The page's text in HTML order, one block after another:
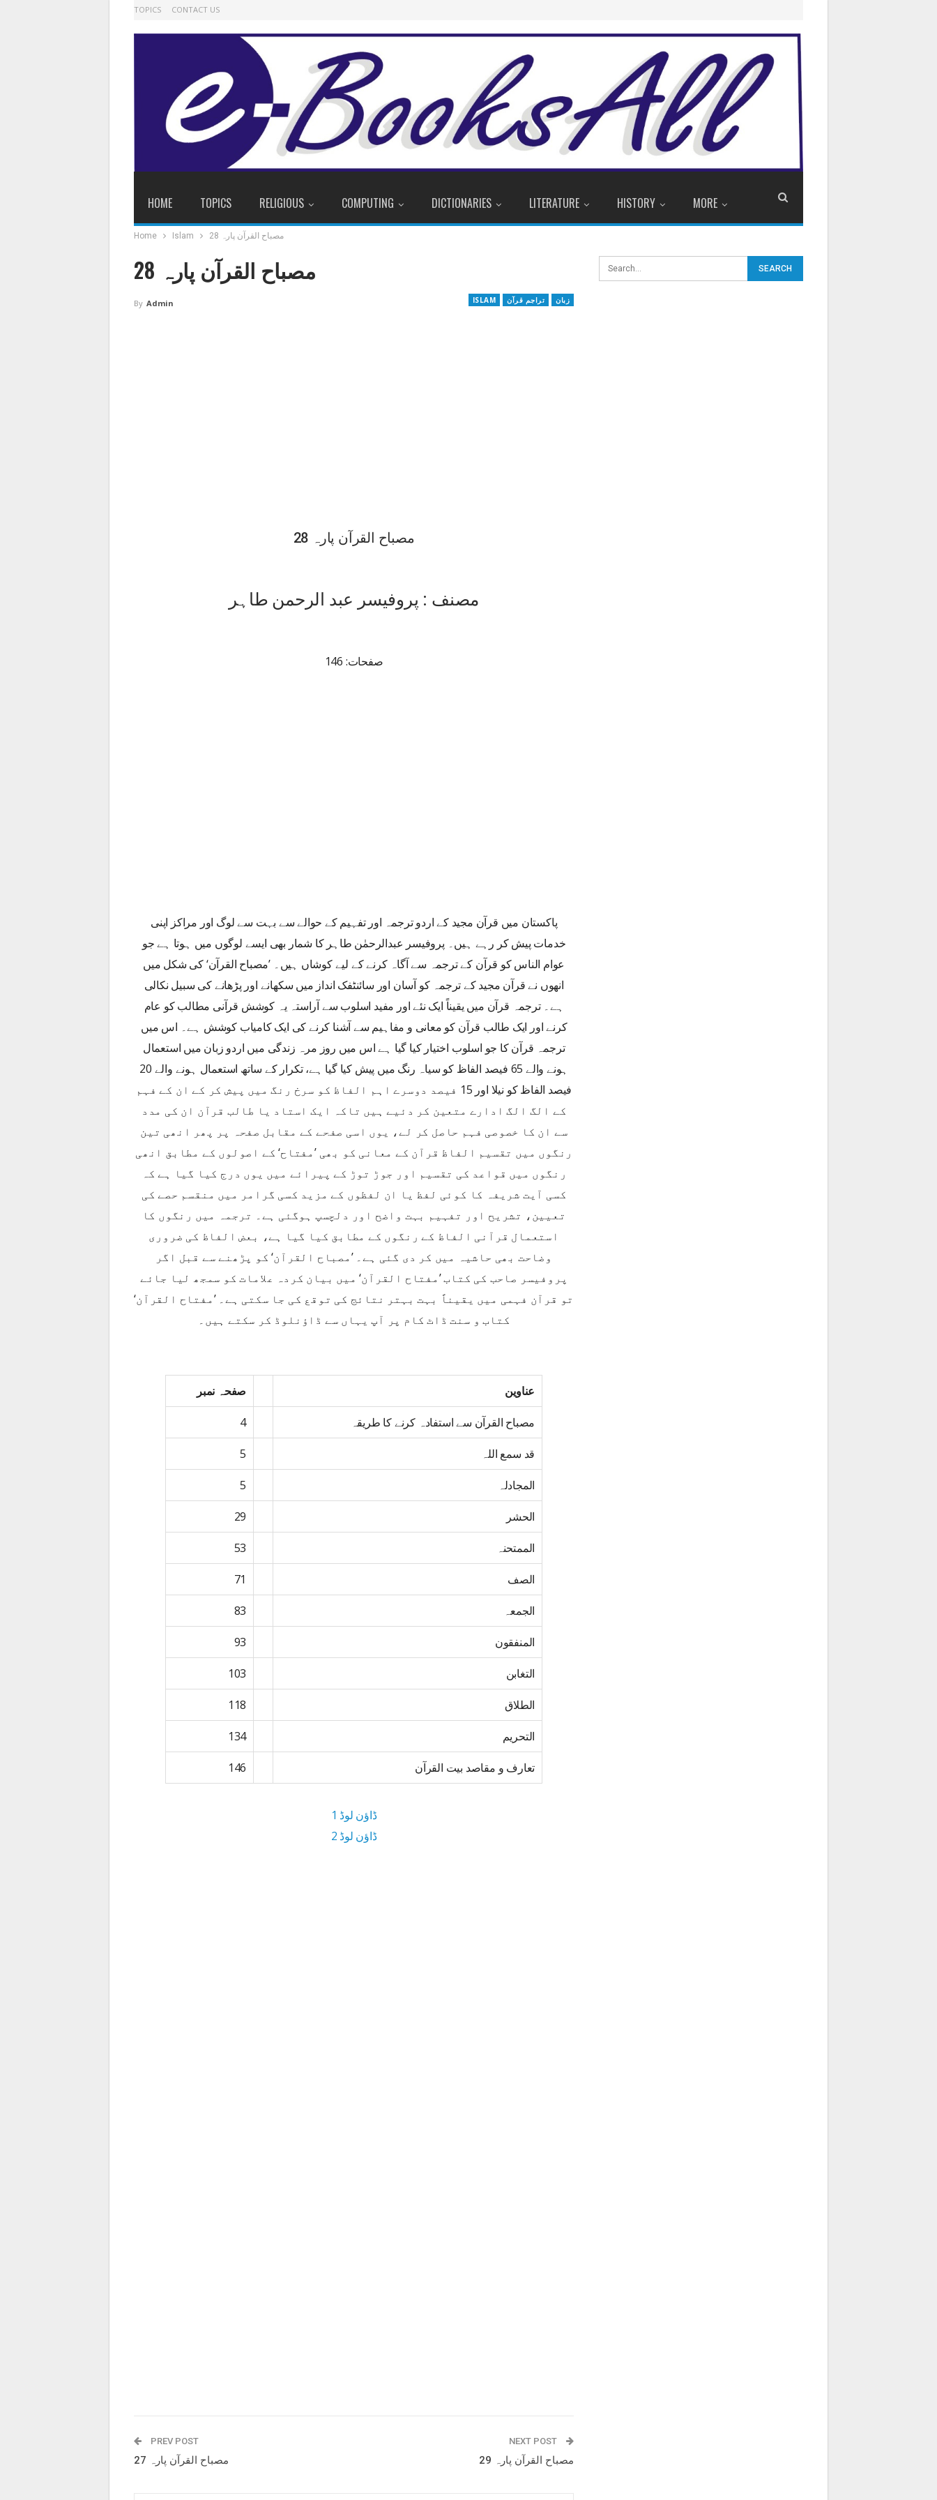
TOPICS CONTACT US
HOME TOPICS RELIGIOUS COMPUTING DICTIONARIES LITERATURE HISTORY MORE
Home Islam مصباح القرآن پارہ 28
مصباح القرآن پارہ 28
ISLAM تراجم قرآن زبان By Admin
مصباح القرآن پارہ 28
مصنف : پروفیسر عبد الرحمن طاہر
صفحات: 146
پاکستان میں قرآن مجید کے اردو ترجمہ اور تفہیم کے حوالے سے بہت سے لوگ اور مراکز اپنی
خدمات پیش کر رہے ہیں۔ پروفیسر عبدالرحمٰن طاہر کا شمار بھی ایسے لوگوں میں ہوتا ہے جو
عوام الناس کو قرآن کے ترجمہ سے آگاہ کرنے کے لیے کوشاں ہیں۔ ’مصباح القرآن‘ کی شکل میں
انھوں نے قرآن مجید کے ترجمہ کو آسان اور سائنٹفک انداز میں سکھانے اور پڑھانے کی سبیل نکالی
ہے۔ ترجمہ قرآن میں یقیناً ایک نئے اور مفید اسلوب سے آراستہ یہ کوشش قرآنی مطالب کو عام
کرنے اور ایک طالب قرآن کو معانی و مفاہیم سے آشنا کرنے کی ایک کامیاب کوشش ہے۔ اس میں
ترجمہ قرآن کا جو اسلوب اختیار کیا گیا ہے اس میں روز مرہ زندگی میں اردو زبان میں استعمال
ہونے والے 65 فیصد الفاظ کو سیاہ رنگ میں پیش کیا گیا ہے، تکرار کے ساتھ استعمال ہونے والے 20
فیصد الفاظ کو نیلا اور 15 فیصد دوسرے اہم الفاظ کو سرخ رنگ میں پیش کر کے ان کے فہم
کے الگ الگ ادارے متعین کر دئیے ہیں تاکہ ایک استاد یا طالب قرآن ان کی مدد
سے ان کا خصوصی فہم حاصل کر لے، یوں اسی صفحے کے مقابل صفحہ پر پھر انھی تین
رنگوں میں تقسیم الفاظ قرآن کے معانی کو بھی ’مفتاح‘ کے اصولوں کے مطابق انھی
رنگوں میں قواعد کی تقسیم اور جوڑ توڑ کے پیرائے میں یوں درج کیا گیا ہے کہ
کسی آیت شریفہ کا کوئی لفظ یا ان لفظوں کے مزید کسی گرامر میں منقسم حصے کی
تعیین، تشریح اور تفہیم بہت واضح اور دلچسپ ہوگئی ہے۔ ترجمہ میں رنگوں کا
استعمال قرآنی الفاظ کے رنگوں کے مطابق کیا گیا ہے، بعض الفاظ کی ضروری
وضاحت بھی حاشیہ میں کر دی گئی ہے۔ ’مصباح القرآن‘ کو پڑھنے سے قبل اگر
پروفیسر صاحب کی کتاب ’مفتاح القرآن‘ میں بیان کردہ علامات کو سمجھ لیا جائے
تو قرآن فہمی میں یقیناً بہت بہتر نتائج کی توقع کی جا سکتی ہے۔ ’مفتاح القرآن‘
کتاب و سنت ڈاٹ کام پر آپ یہاں سے ڈاؤنلوڈ کر سکتے ہیں۔
عناوین صفحہ نمبر
مصباح القرآن سے استفادہ کرنے کا طریقہ 4
قد سمع اللہ 5
المجادلہ 5
الحشر 29
الممتحنہ 53
الصف 71
الجمعہ 83
المنفقون 93
التغابن 103
الطلاق 118
التحریم 134
تعارف و مقاصد بیت القرآن 146
ڈاؤن لوڈ 1
ڈاؤن لوڈ 2
PREV POST
مصباح القرآن پارہ 27
NEXT POST
مصباح القرآن پارہ 29